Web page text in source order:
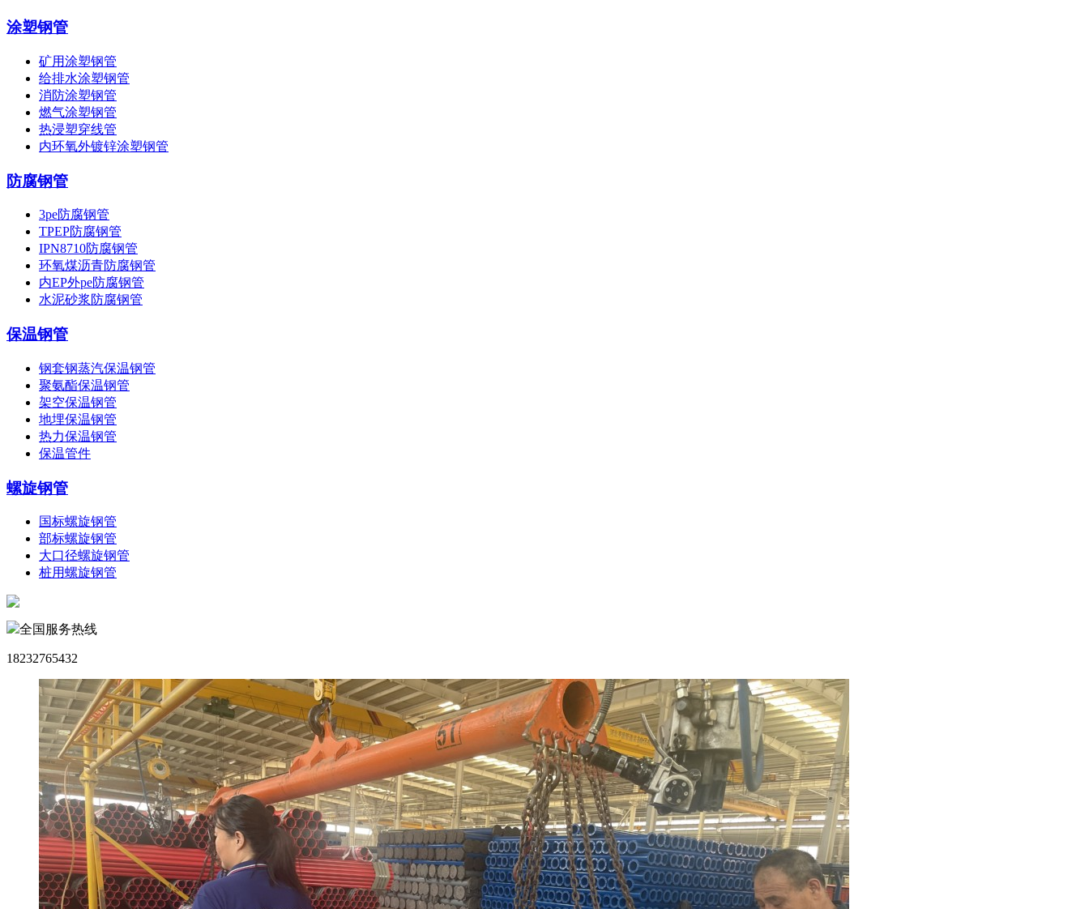
涂塑钢管
矿用涂塑钢管
给排水涂塑钢管
消防涂塑钢管
燃气涂塑钢管
热浸塑穿线管
内环氧外镀锌涂塑钢管
防腐钢管
3pe防腐钢管
TPEP防腐钢管
IPN8710防腐钢管
环氧煤沥青防腐钢管
内EP外pe防腐钢管
水泥砂浆防腐钢管
保温钢管
钢套钢蒸汽保温钢管
聚氨酯保温钢管
架空保温钢管
地埋保温钢管
热力保温钢管
保温管件
螺旋钢管
国标螺旋钢管
部标螺旋钢管
大口径螺旋钢管
桩用螺旋钢管
全国服务热线
18232765432